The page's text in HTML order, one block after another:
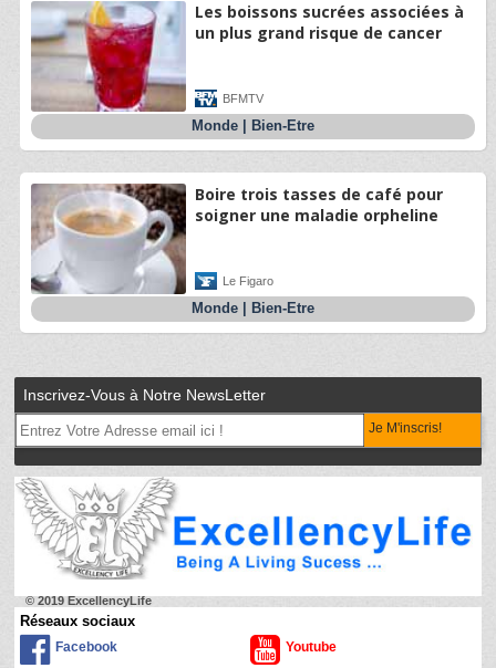
Les boissons sucrées associées à
un plus grand risque de cancer
BFMTV
Monde| Bien-Etre
Boire trois tasses de café pour
soigner une maladie orpheline
Le Figaro
Monde| Bien-Etre
Inscrivez-Vous à Notre NewsLetter
Je M'inscris!
© 2019 ExcellencyLife
Réseaux sociaux
Facebook Youtube